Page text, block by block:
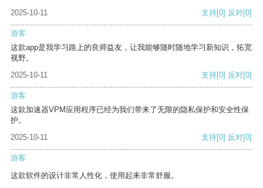
2025-10-11 支持[0] 反对[0]
游客
这款app是我学习路上的良师益友，让我能够随时随地学习新知识，拓宽
视野。
2025-10-11
支持[0] 反对[0]
游客
这款加速器VPM应用程序已经为我们带来了无限的隐私保护和安全性保
护。
2025-10-11
支持[0] 反对[0]
游客
这款软件的设计非常人性化，使用起来非常舒服。